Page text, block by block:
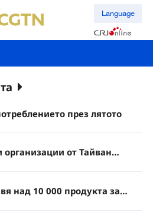
Language
през лятото
от Тайван
над 10 000 продукта за